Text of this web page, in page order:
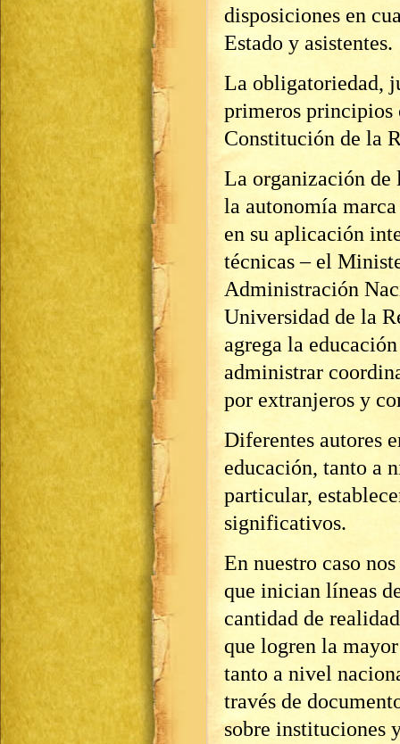
disposiciones en
Estado y asistentes.
La obligatoriedad,
primeros principios
Constitución de la
La organización de
la autonomía
en su aplicación
técnicas – el
Administración
Universidad de la
agrega la
administrar
por extranjeros y
Diferentes autores
educación, tanto a
particular,
significativos.
En nuestro caso
que inician líneas
cantidad de
que logren la
tanto a nivel
través de
sobre instituciones